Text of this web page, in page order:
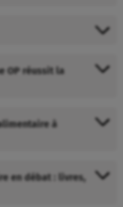
OP réussit la
à
en débat : livres,